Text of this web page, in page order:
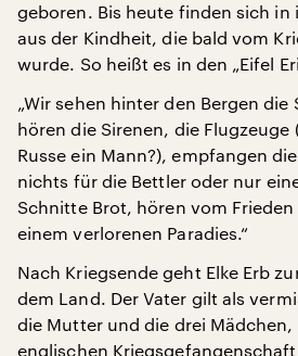
geboren. Bis heute finden sich in
aus der Kindheit, die bald vom
wurde. So heißt es in den „Eifel
„Wir sehen hinter den Bergen
hören die Sirenen, die Flugzeuge
Russe ein Mann?), empfangen
nichts für die Bettler oder nur
Schnitte Brot, hören vom
einem verlorenen Paradies.“
Nach Kriegsende geht Elke Erb
dem Land. Der Vater gilt als
die Mutter und die drei Mädchen,
englischen